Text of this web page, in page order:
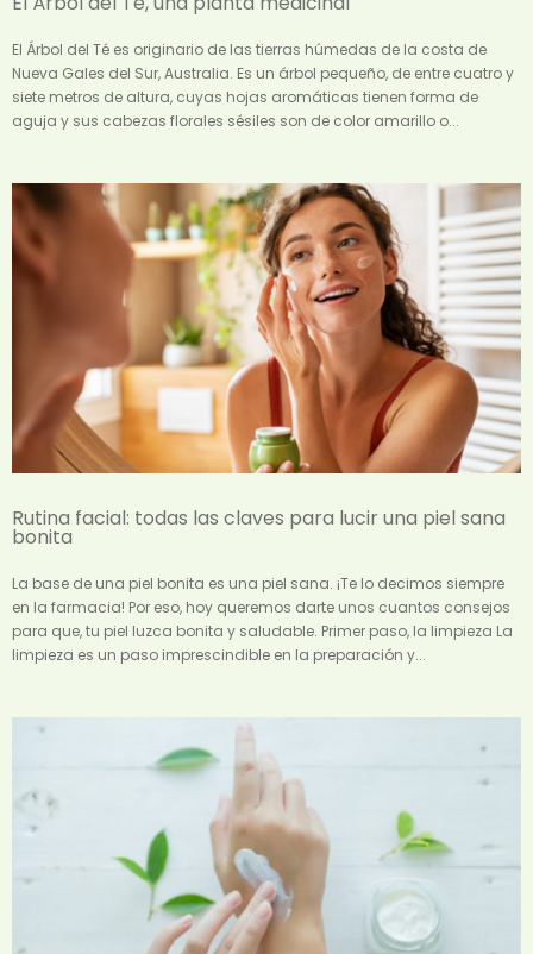
El Árbol del Té es originario de las tierras húmedas de la costa de
Nueva Gales del Sur, Australia. Es un árbol pequeño, de entre cuatro y
siete metros de altura, cuyas hojas aromáticas tienen forma de
aguja y sus cabezas florales sésiles son de color amarillo o...
Rutina facial: todas las claves para lucir una piel sana
bonita
La base de una piel bonita es una piel sana. ¡Te lo decimos siempre
en la farmacia! Por eso, hoy queremos darte unos cuantos consejos
para que, tu piel luzca bonita y saludable. Primer paso, la limpieza La
limpieza es un paso imprescindible en la preparación y...